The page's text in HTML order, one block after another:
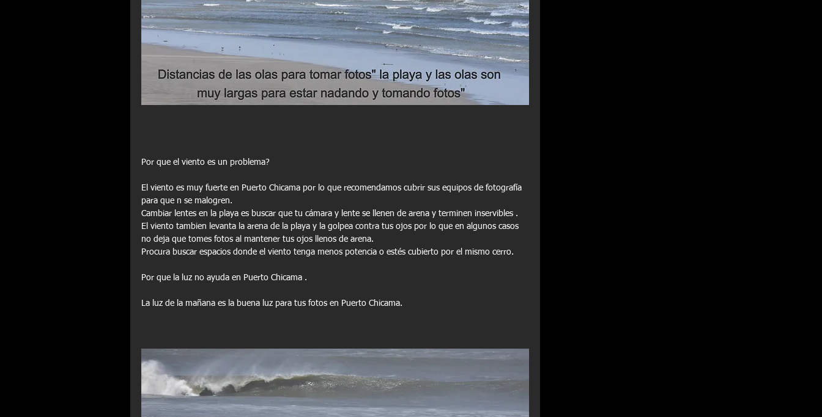
Por que el viento es un problema?
El viento es muy fuerte en Puerto Chicama por lo que recomendamos cubrir sus equipos de fotografía
para que n se malogren.
Cambiar lentes en la playa es buscar que tu cámara y lente se llenen de arena y terminen inservibles .
El viento tambien levanta la arena de la playa y la golpea contra tus ojos por lo que en algunos casos
no deja que tomes fotos al mantener tus ojos llenos de arena.
Procura buscar espacios donde el viento tenga menos potencia o estés cubierto por el mismo cerro.
Por que la luz no ayuda en Puerto Chicama .
La luz de la mañana es la buena luz para tus fotos en Puerto Chicama.